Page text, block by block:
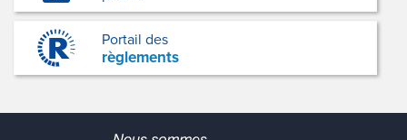
Portail des
règlements